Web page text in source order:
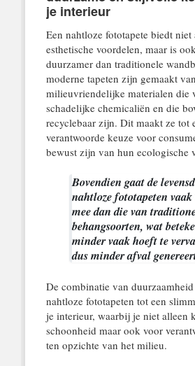
je interieur
Een nahtloze fototapete biedt niet
esthetische voordelen, maar is
duurzamer dan traditionele
moderne tapeten zijn gemaakt van
milieuvriendelijke materialen die
schadelijke chemicaliën en die
recyclebaar zijn. Dit maakt ze tot
verantwoorde keuze voor
bewust zijn van hun ecologische
Bovendien gaat de
nahtloze fototapeten
mee dan die van
behangsoorten, wat
minder vaak hoeft te
dus minder afval
De combinatie van
nahtloze fototapeten tot een
je interieur, waarbij je niet alleen
schoonheid maar ook voor
ten opzichte van het milieu.